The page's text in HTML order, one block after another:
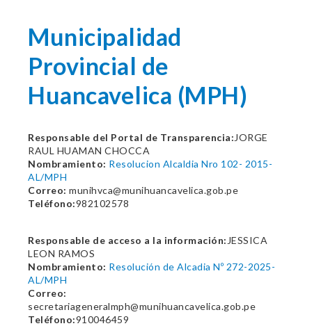
Municipalidad
Provincial de
Huancavelica (MPH)
Responsable del Portal de Transparencia: JORGE
RAUL HUAMAN CHOCCA
Nombramiento: Resolucion Alcaldia Nro 102- 2015-
AL/MPH
Correo: munihvca@munihuancavelica.gob.pe
Teléfono:982102578
Responsable de acceso a la información: JESSICA
LEON RAMOS
Nombramiento: Resolución de Alcadia Nº 272-2025-
AL/MPH
Correo:
secretariageneralmph@munihuancavelica.gob.pe
Teléfono:910046459